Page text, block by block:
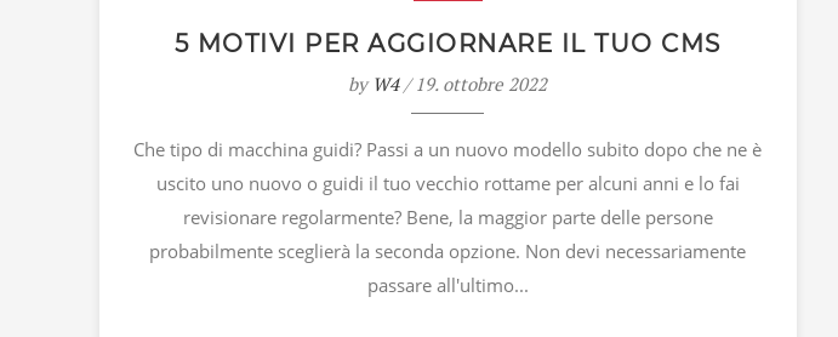
5 MOTIVI PER AGGIORNARE IL TUO CMS
by W4/ 19. ottobre 2022
Che tipo di macchina guidi? Passi a un nuovo modello subito dopo che ne è
uscito uno nuovo o guidi il tuo vecchio rottame per alcuni anni e lo fai
revisionare regolarmente? Bene, la maggior parte delle persone
probabilmente sceglierà la seconda opzione. Non devi necessariamente
passare all'ultimo...